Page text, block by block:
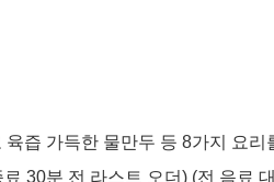
육즙 가득한 물만두 등 8가지 요리
30분 전 라스트 오더) (전 음료